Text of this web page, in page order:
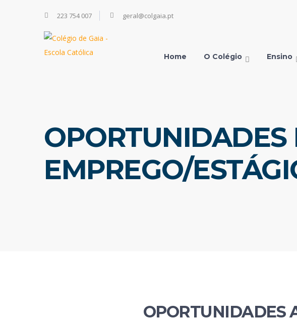
223 754 007 geral@colgaia.pt
Home O Colégio Ensino
OPORTUNIDADES
EMPREGO/
OPORTUNIDADES